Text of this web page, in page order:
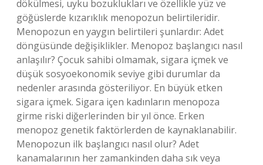
dökülmesi, uyku bozuklukları ve özellikle yüz ve
göğüslerde kızarıklık menopozun belirtileridir.
Menopozun en yaygın belirtileri şunlardır: Adet
döngüsünde değişiklikler. Menopoz başlangıcı nasıl
anlaşılır? Çocuk sahibi olmamak, sigara içmek ve
düşük sosyoekonomik seviye gibi durumlar da
nedenler arasında gösteriliyor. En büyük etken
sigara içmek. Sigara içen kadınların menopoza
girme riski diğerlerinden bir yıl önce. Erken
menopoz genetik faktörlerden de kaynaklanabilir.
Menopozun ilk başlangıcı nasıl olur? Adet
kanamalarının her zamankinden daha sık veya